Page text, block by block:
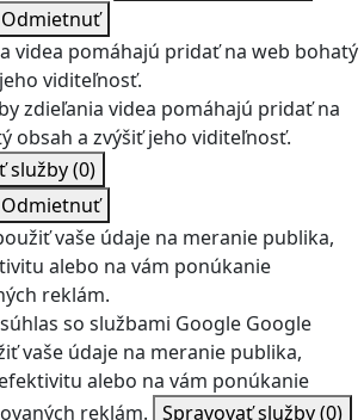
Odmietnuť
videa pomáhajú pridať na web bohatý
viditeľnosť.
zdieľania videa pomáhajú pridať na
obsah a zvýšiť jeho viditeľnosť.
služby(0)
Odmietnuť
vaše údaje na meranie publika,
alebo na vám ponúkanie
reklám.
so službami Google Google
vaše údaje na meranie publika,
alebo na vám ponúkanie
reklám. Spravovať služby(0)